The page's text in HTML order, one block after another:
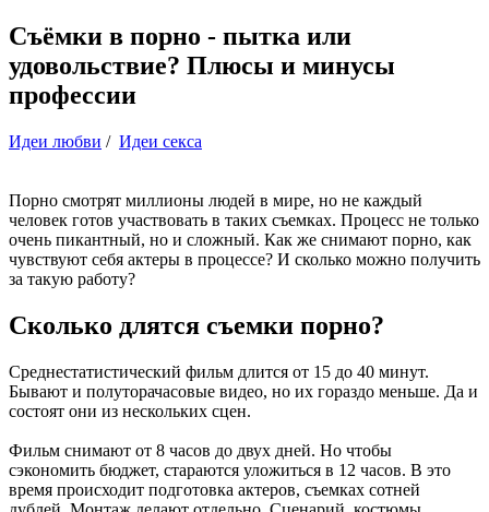
Съёмки в порно - пытка или
удовольствие? Плюсы и минусы
профессии
Идеи любви / Идеи секса
Порно смотрят миллионы людей в мире, но не каждый
человек готов участвовать в таких съемках. Процесс не только
очень пикантный, но и сложный. Как же снимают порно, как
чувствуют себя актеры в процессе? И сколько можно получить
за такую работу?
Сколько длятся съемки порно?
Среднестатистический фильм длится от 15 до 40 минут.
Бывают и полуторачасовые видео, но их гораздо меньше. Да и
состоят они из нескольких сцен.
Фильм снимают от 8 часов до двух дней. Но чтобы
сэкономить бюджет, стараются уложиться в 12 часов. В это
время происходит подготовка актеров, съемках сотней